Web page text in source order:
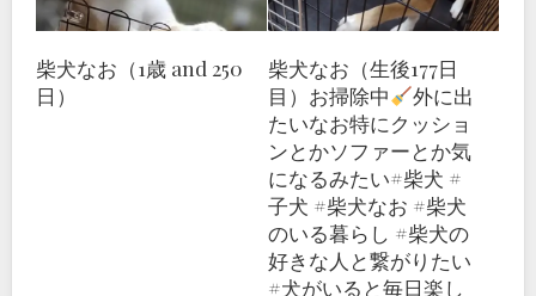
柴犬なお（1歳 and 250
日）
柴犬なお（生後177日
目）お掃除中
外に出
たいなお特にクッショ
ンとかソファーとか気
になるみたい#柴犬 #
子犬 #柴犬なお #柴犬
のいる暮らし #柴犬の
好きな人と繋がりたい
#犬がいると毎日楽し